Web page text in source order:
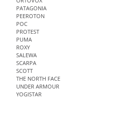
PATAGONIA
PEEROTON
POC
PROTEST
PUMA
ROXY
SALEWA
SCARPA
SCOTT
THE NORTH FACE
UNDER ARMOUR
YOGISTAR